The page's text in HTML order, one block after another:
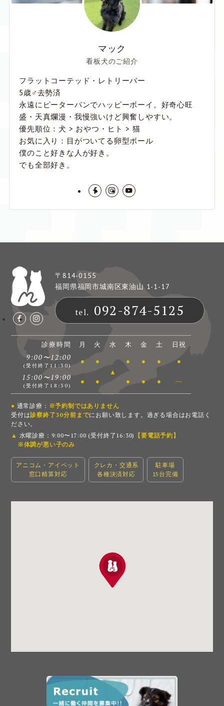
マック
看板犬のご紹介
フラットコーテッド・レトリーバー
5歳♂去勢済
永遠にピーターパンでハッピーボーイ。好奇心旺
盛・天真爛漫・我慢強いけど興奮しやすい。
優先順位：犬 > おやつ・ヒト > 猫
お気に入り：目がついてる卵型ボール
僕のこと好きな人が好き。
でも全部好き。
〒814-0155
福岡県福岡市城南区東油山 1-1-17
tel. 092-874-5125
診療時間 月 火 水 木 金 土
日祝
9:00〜12:00
(受付終了11:30)
●
●
▲
● ● ●
●
15:00〜19:00
(受付終了18:30)
● ● ● ● ● ―
● 通常診療： ※予約制ではありません
受付は診察終了30分前までにお願い致します。過ぎる場合はお電話く
ださい。
▲ 水曜診療：9:00〜17:00 (受付終了16:30)
【要電話予約】
※体調が悪い子のみ
アニコム・アイペット
窓口精算対応
クレカ・交通系
各種決済対応
駐車場
15台完備